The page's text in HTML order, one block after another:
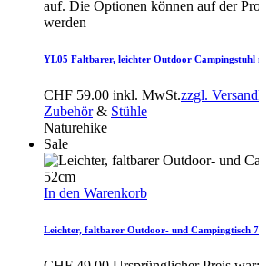
auf. Die Optionen können auf der
werden
YL05 Faltbarer, leichter Outdoor Campingstuhl
CHF 59.00 inkl. MwSt.zzgl.
Zubehör& Stühle
Naturehike
Sale
In den Warenkorb
Leichter, faltbarer Outdoor- und Campingtisch